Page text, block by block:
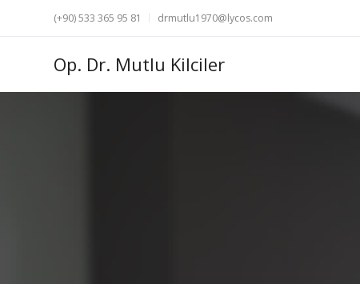
(+90) 533 365 95 81 drmutlu1970@lycos.com
Op. Dr. Mutlu Kilciler